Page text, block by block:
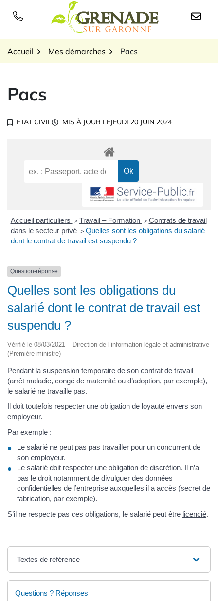
Logo Grenade sur
Accueil Mes démarches Pacs
Pacs
ETAT CIVIL MIS À JOUR LEJEUDI 20 JUIN 2024
Accueil particuliers > Travail – Formation > Contrats de travail
dans le secteur privé > Quelles sont les obligations du salarié
dont le contrat de travail est suspendu ?
Question-réponse
Quelles sont les obligations du
salarié dont le contrat de travail est
suspendu ?
Vérifié le 08/03/2021 – Direction de l’information légale et administrative
(Première ministre)
Pendant la suspension temporaire de son contrat de travail
(arrêt maladie, congé de maternité ou d’adoption, par exemple),
le salarié ne travaille pas.
Il doit toutefois respecter une obligation de loyauté envers son
employeur.
Par exemple :
Le salarié ne peut pas pas travailler pour un concurrent de
son employeur.
Le salarié doit respecter une obligation de discrétion. Il n’a
pas le droit notamment de divulguer des données
confidentielles de l’entreprise auxquelles il a accès (secret de
fabrication, par exemple).
S’il ne respecte pas ces obligations, le salarié peut être licencié.
Textes de référence
Questions ? Réponses !